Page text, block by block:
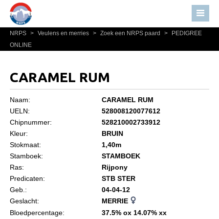
Home
Nieuws
Bestuur NRPS
Informatie
Statuten en reglementen
Algemeen
NRPS > Veulens en merries > Zoek een NRPS paard >
PEDIGREE
ONLINE
CARAMEL RUM
Naam:
CARAMEL RUM
UELN:
528008120077612
Chipnummer:
528210002733912
Kleur:
BRUIN
Stokmaat:
1,40m
Stamboek:
STAMBOEK
Ras:
Rijpony
Predicaten:
STB STER
Geb.:
04-04-12
Geslacht:
MERRIE
Bloedpercentage:
37.5% ox 14.07% xx